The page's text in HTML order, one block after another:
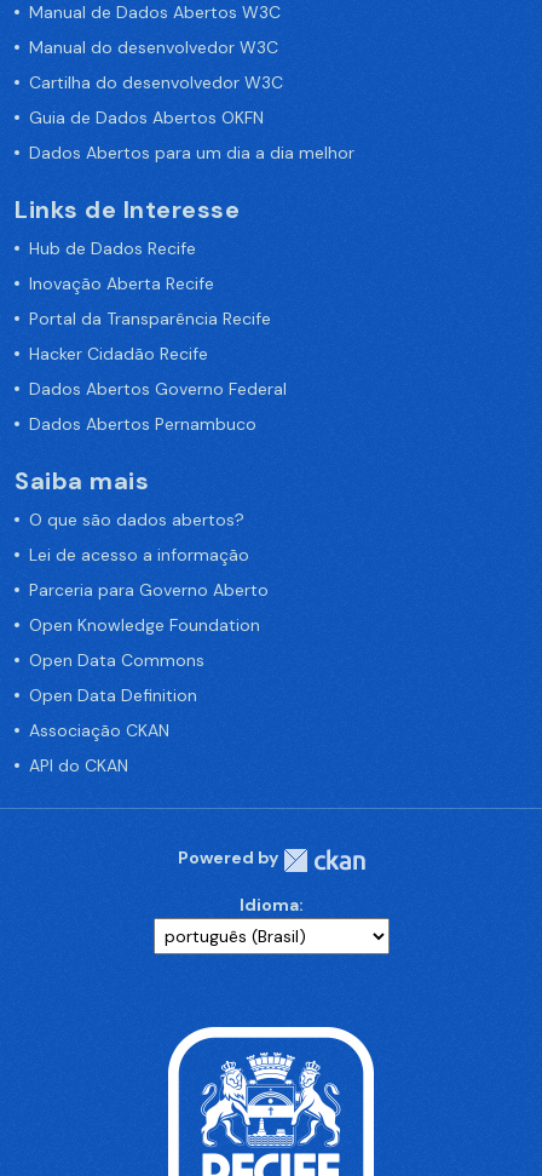
Manual de Dados Abertos W3C
Manual do desenvolvedor W3C
Cartilha do desenvolvedor W3C
Guia de Dados Abertos OKFN
Dados Abertos para um dia a dia melhor
Links de Interesse
Hub de Dados Recife
Inovação Aberta Recife
Portal da Transparência Recife
Hacker Cidadão Recife
Dados Abertos Governo Federal
Dados Abertos Pernambuco
Saiba mais
O que são dados abertos?
Lei de acesso a informação
Parceria para Governo Aberto
Open Knowledge Foundation
Open Data Commons
Open Data Definition
Associação CKAN
API do CKAN
Powered by
Idioma